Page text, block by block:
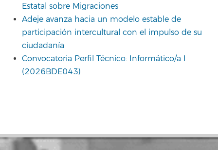
Estatal sobre Migraciones
Adeje avanza hacia un modelo estable de
participación intercultural con el impulso de su
ciudadanía
Convocatoria Perfil Técnico: Informático/a I
(2026BDE043)